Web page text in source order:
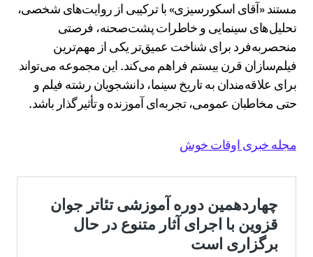
مستند «آقای اسکورسیزی» با ترکیبی از روایت‌های شخصی،
تحلیل‌های سینمایی و خاطرات پشت‌صحنه، فرصتی
منحصربه‌فرد برای شناخت عمیق‌تر یکی از مهم‌ترین
فیلم‌سازان قرن بیستم فراهم می‌کند. این مجموعه می‌تواند
برای علاقه‌مندان به تاریخ سینما، دانشجویان رشته فیلم و
حتی مخاطبان عمومی، تجربه‌ای آموزنده و تأثیرگذار باشد.
مجله خبری اوقات خوش